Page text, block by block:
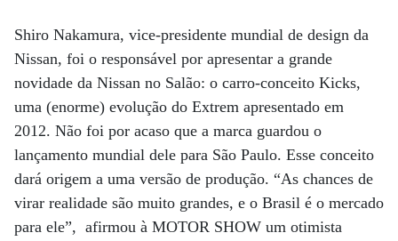
Shiro Nakamura, vice-presidente mundial de design da
Nissan, foi o responsável por apresentar a grande
novidade da Nissan no Salão: o carro-conceito Kicks,
uma (enorme) evolução do Extrem apresentado em
2012. Não foi por acaso que a marca guardou o
lançamento mundial dele para São Paulo. Esse conceito
dará origem a uma versão de produção. “As chances de
virar realidade são muito grandes, e o Brasil é o mercado
para ele”, afirmou à MOTOR SHOW um otimista